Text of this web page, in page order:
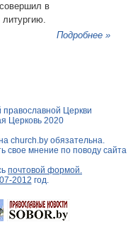
в
Подробнее »
Церкви
Церковь 2020
church.byобязательна.
свое мнение по поводу сайта
почтовой формой.
2012 год.